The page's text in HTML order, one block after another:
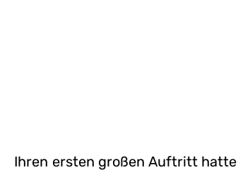
Ihren ersten großen Auftritt